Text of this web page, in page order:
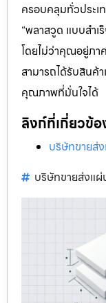
ครอบคลุมทั่วประเ
“พลาสวูด แบบสำ
โดยไม่ว่าคุณอยู่ภา
สามารถได้รับสินค้
คุณภาพที่มั่นใจได้
ลิงก์ที่เกี่ยวข้อ
บริษัทขายส่
บริษัทขายส่งแ